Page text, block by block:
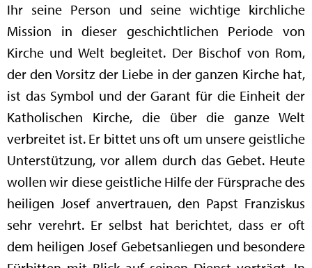
Ihr seine Person und seine wichtige kirchliche
Mission in dieser geschichtlichen Periode von
Kirche und Welt begleitet. Der Bischof von Rom,
der den Vorsitz der Liebe in der ganzen Kirche hat,
ist das Symbol und der Garant für die Einheit der
Katholischen Kirche, die über die ganze Welt
verbreitet ist. Er bittet uns oft um unsere geistliche
Unterstützung, vor allem durch das Gebet. Heute
wollen wir diese geistliche Hilfe der Fürsprache des
heiligen Josef anvertrauen, den Papst Franziskus
sehr verehrt. Er selbst hat berichtet, dass er oft
dem heiligen Josef Gebetsanliegen und besondere